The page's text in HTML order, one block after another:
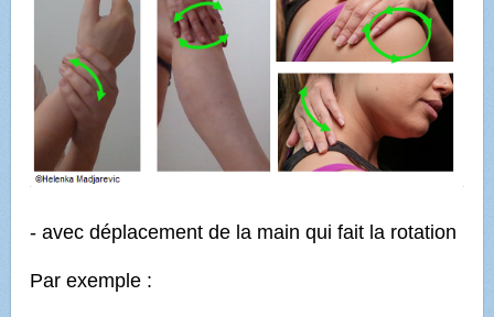
- avec déplacement de la main qui fait la rotation
Par exemple :